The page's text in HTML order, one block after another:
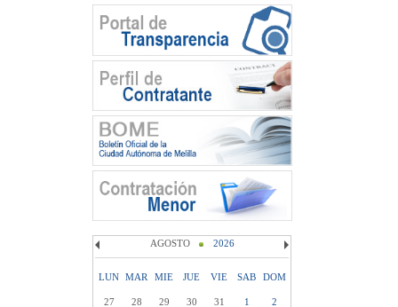
AGOSTO 2026
LUN MAR MIE JUE VIE SAB DOM
27 28 29 30 31 1
2